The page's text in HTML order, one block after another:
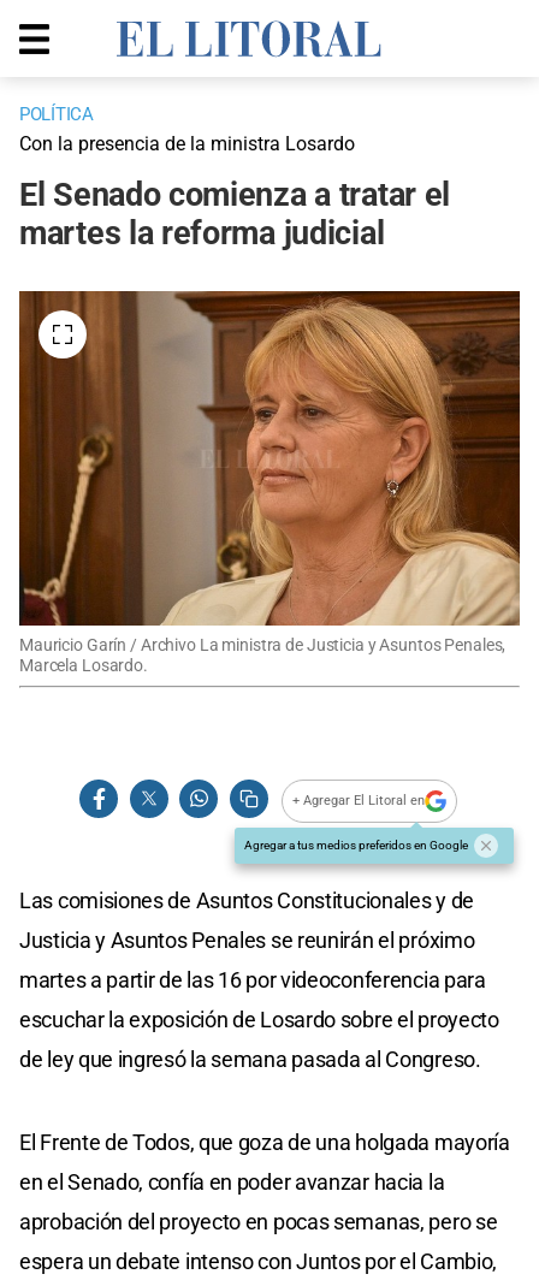
POLÍTICA
Con la presencia de la ministra Losardo
El Senado comienza a tratar el
martes la reforma judicial
Mauricio Garín / Archivo La ministra de Justicia y Asuntos Penales,
Marcela Losardo.
+ Agregar El Litoral en
Agregar a tus medios preferidos en Google
Las comisiones de Asuntos Constitucionales y de
Justicia y Asuntos Penales se reunirán el próximo
martes a partir de las 16 por videoconferencia para
escuchar la exposición de Losardo sobre el proyecto
de ley que ingresó la semana pasada al Congreso.
El Frente de Todos, que goza de una holgada mayoría
en el Senado, confía en poder avanzar hacia la
aprobación del proyecto en pocas semanas, pero se
espera un debate intenso con Juntos por el Cambio,